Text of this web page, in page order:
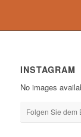
INSTAGRAM
No images
Folgen Sie dem